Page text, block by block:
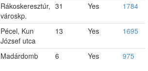
Rákoskeresztúr,
városkp.
31 Yes 1784
Pécel, Kun
József utca
13 Yes 1695
Madárdomb 6 Yes 975